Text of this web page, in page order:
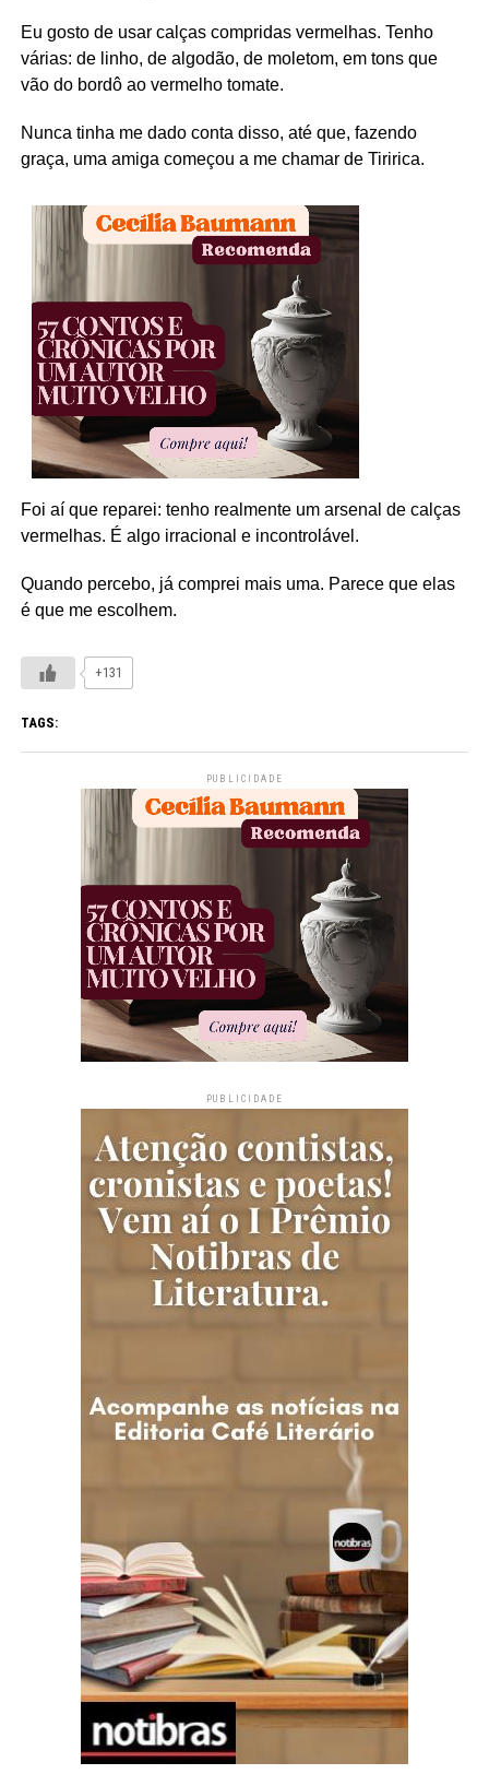
Eu gosto de usar calças compridas vermelhas. Tenho
várias: de linho, de algodão, de moletom, em tons que
vão do bordô ao vermelho tomate.
Nunca tinha me dado conta disso, até que, fazendo
graça, uma amiga começou a me chamar de Tiririca.
Foi aí que reparei: tenho realmente um arsenal de calças
vermelhas. É algo irracional e incontrolável.
Quando percebo, já comprei mais uma. Parece que elas
é que me escolhem.
+131
TAGS:
PUBLICIDADE
PUBLICIDADE